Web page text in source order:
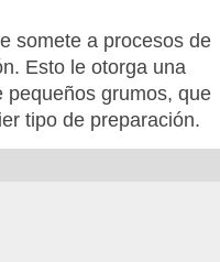
somete a procesos de
Esto le otorga una
pequeños grumos, que
tipo de preparación.